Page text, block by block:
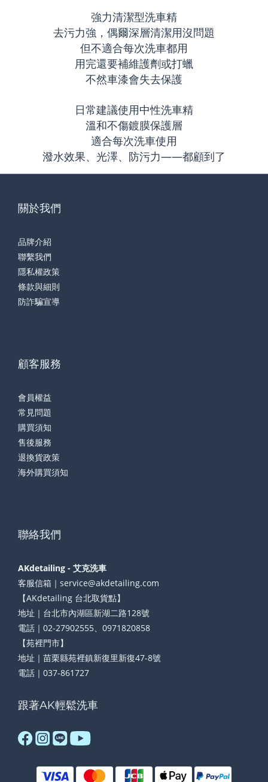
強力清潔型洗車精
去污力強，偶爾深層清潔用沒問題
但不適合每次洗車都用
用完還要補維護劑或打蠟
不然車漆會失去保護
日常建議使用中性洗車精
溫和不傷鍍膜保護層
適合每次洗車使用
潑水效果、光澤、防污力——都顧到了
關於我們
品牌介紹
聯繫我們
隱私權政策
條款與細則
防詐騙宣導
顧客服務
會員權益
常見問題
購買須知
售後服務
退換貨政策
海外購買須知
聯絡我們
AKdetailing - 艾克洗車
客服信箱｜service@akdetailing.com
【AKdetailing 台北取貨點】
地址｜台北市內湖區新湖二路128號
電話｜02-27902555、0971820858
【苑裡門市】
地址｜苗栗縣苑裡鎮新復里新復47-8號
電話｜037-861727
跟著AK輕鬆洗車